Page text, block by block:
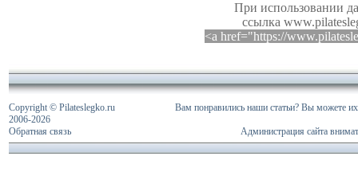
При использовании
ссылка
<a href="https://
Copyright © Pilateslegko.ru
2006-2026
Обратная связь
Вам понравились наши статьи? Вы можете их
Администрация сайта